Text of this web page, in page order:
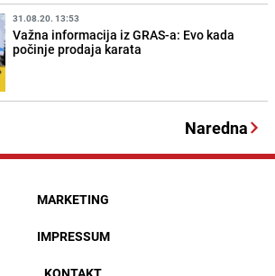
31.08.20. 13:53
Važna informacija iz GRAS-a: Evo kada
počinje prodaja karata
Naredna
MARKETING
IMPRESSUM